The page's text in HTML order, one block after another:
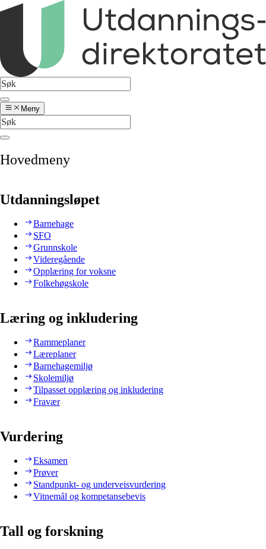
Meny
Hovedmeny
Utdanningsløpet
Barnehage
SFO
Grunnskole
Videregående
Opplæring for voksne
Folkehøgskole
Læring og inkludering
Rammeplaner
Læreplaner
Barnehagemiljø
Skolemiljø
Tilpasset opplæring og inkludering
Fravær
Vurdering
Eksamen
Prøver
Standpunkt- og underveisvurdering
Vitnemål og kompetansebevis
Tall og forskning